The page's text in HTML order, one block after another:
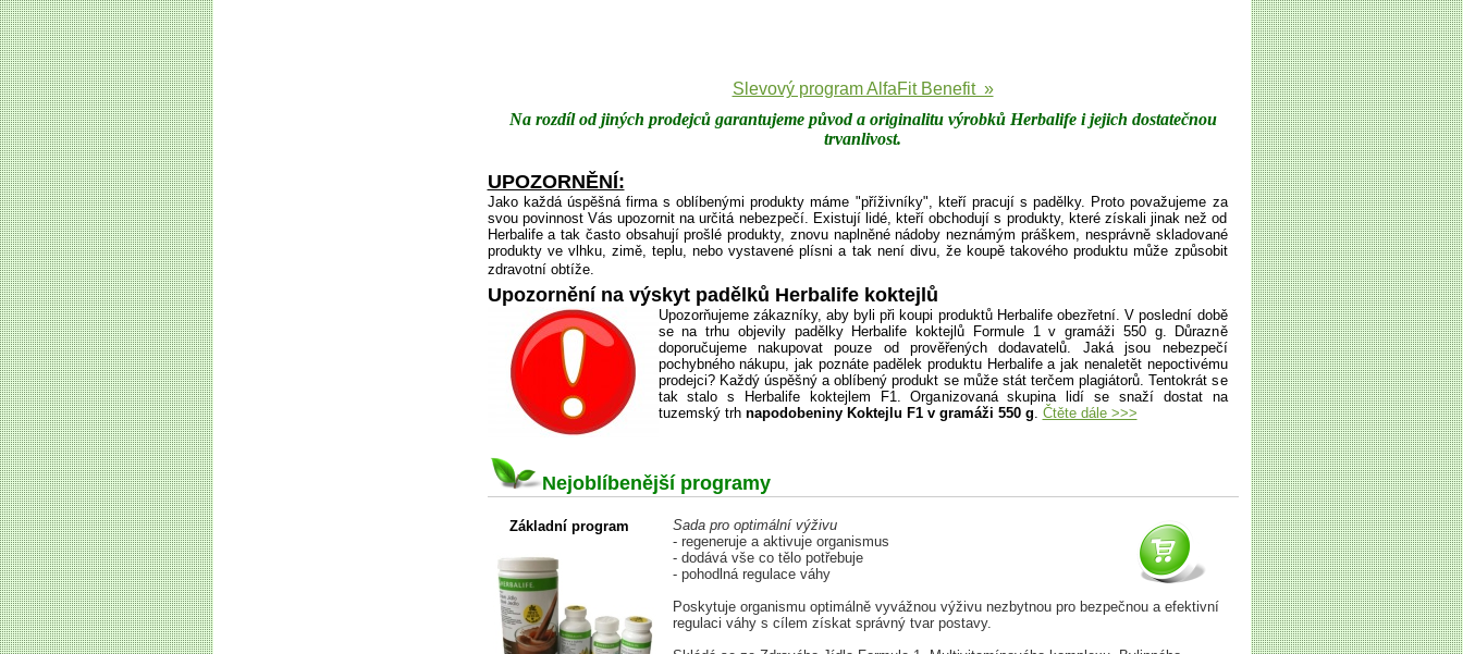
Slevový program AlfaFit Benefit »
Na rozdíl od jiných prodejců garantujeme původ a originalitu výrobků Herbalife i jejich dostatečnou
trvanlivost.
UPOZORNĚNÍ:
Jako každá úspěšná firma s oblíbenými produkty máme "příživníky", kteří pracují s padělky. Proto považujeme za
svou povinnost Vás upozornit na určitá nebezpečí. Existují lidé, kteří obchodují s produkty, které získali jinak než od
Herbalife a tak často obsahují prošlé produkty, znovu naplněné nádoby neznámým práškem, nesprávně skladované
produkty ve vlhku, zimě, teplu, nebo vystavené plísni a tak není divu, že koupě takového produktu může způsobit
zdravotní obtíže.
Upozornění na výskyt padělků Herbalife koktejlů
Upozorňujeme zákazníky, aby byli při koupi produktů Herbalife obezřetní. V poslední době
se na trhu objevily padělky Herbalife koktejlů Formule 1 v gramáži 550 g. Důrazně
doporučujeme nakupovat pouze od prověřených dodavatelů. Jaká jsou nebezpečí
pochybného nákupu, jak poznáte padělek produktu Herbalife a jak nenaletět nepoctivému
prodejci? Každý úspěšný a oblíbený produkt se může stát terčem plagiátorů. Tentokrát se
tak stalo s Herbalife koktejlem F1. Organizovaná skupina lidí se snaží dostat na
tuzemský trh napodobeniny Koktejlu F1 v gramáži 550 g. Čtěte dále >>>
Nejoblíbenější programy
Základní program
Sada pro optimální výživu
- regeneruje a aktivuje organismus
- dodává vše co tělo potřebuje
- pohodlná regulace váhy
Poskytuje organismu optimálně vyvážnou výživu nezbytnou pro bezpečnou a efektivní
regulaci váhy s cílem získat správný tvar postavy.